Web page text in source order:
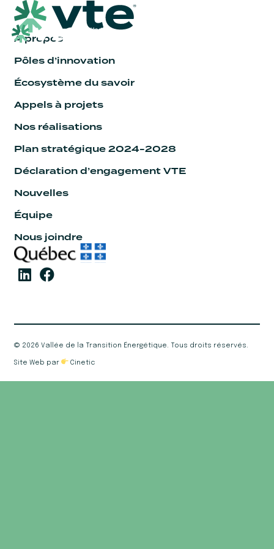
À propos
Pôles d’innovation
Écosystème du savoir
Appels à projets
Nos réalisations
Plan stratégique 2024-2028
Déclaration d’engagement VTE
Nouvelles
Équipe
Nous joindre
© 2026 Vallée de la Transition Énergétique. Tous droits réservés.
Site Web par Cinetic